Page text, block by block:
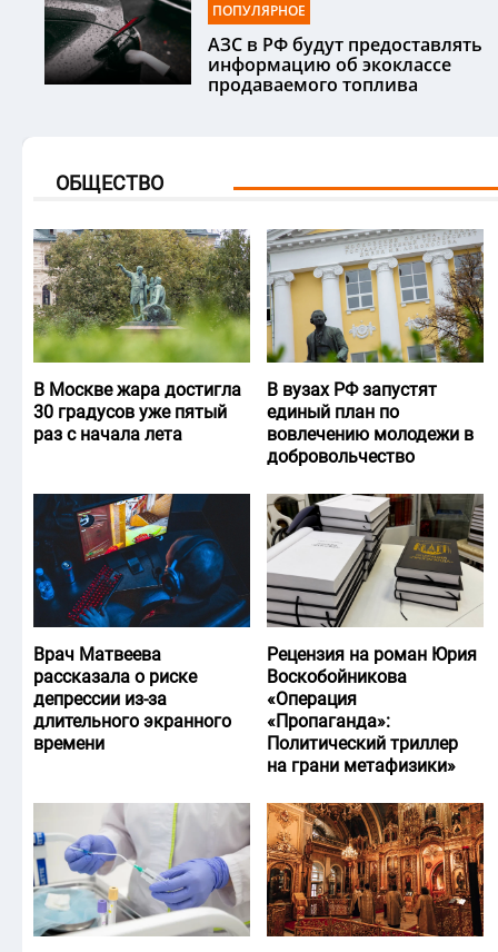
ПОПУЛЯРНОЕ
АЗС в РФ будут предоставлять
информацию об экоклассе
продаваемого топлива
ОБЩЕСТВО
В Москве жара достигла
30 градусов уже пятый
раз с начала лета
В вузах РФ запустят
единый план по
вовлечению молодежи в
добровольчество
Врач Матвеева
рассказала о риске
депрессии из-за
длительного экранного
времени
Рецензия на роман Юрия
Воскобойникова
«Операция
«Пропаганда»:
Политический триллер
на грани метафизики»